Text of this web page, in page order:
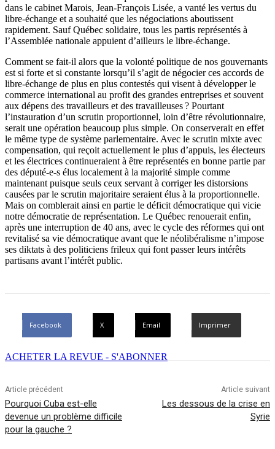
dans le cabinet Marois, Jean-François Lisée, a vanté les vertus du
libre-échange et a souhaité que les négociations aboutissent
rapidement. Sauf Québec solidaire, tous les partis représentés à
l’Assemblée nationale appuient d’ailleurs le libre-échange.
Comment se fait-il alors que la volonté politique de nos gouvernants
est si forte et si constante lorsqu’il s’agit de négocier ces accords de
libre-échange de plus en plus contestés qui visent à développer le
commerce international au profit des grandes entreprises et souvent
aux dépens des travailleurs et des travailleuses ? Pourtant
l’instauration d’un scrutin proportionnel, loin d’être révolutionnaire,
serait une opération beaucoup plus simple. On conserverait en effet
le même type de système parlementaire. Avec le scrutin mixte avec
compensation, qui reçoit actuellement le plus d’appuis, les électeurs
et les électrices continueraient à être représentés en bonne partie par
des député-e-s élus localement à la majorité simple comme
maintenant puisque seuls ceux servant à corriger les distorsions
causées par le scrutin majoritaire seraient élus à la proportionnelle.
Mais on comblerait ainsi en partie le déficit démocratique qui vicie
notre démocratie de représentation. Le Québec renouerait enfin,
après une interruption de 40 ans, avec le cycle des réformes qui ont
revitalisé sa vie démocratique avant que le néolibéralisme n’impose
ses diktats à des politiciens frileux qui font passer leurs intérêts
partisans avant l’intérêt public.
Facebook X Email Imprimer
ACHETER LA REVUE - S'ABONNER
Article précédent
Pourquoi Cuba est-elle
devenue un problème difficile
pour la gauche ?
Article suivant
Les dessous de la crise en
Syrie